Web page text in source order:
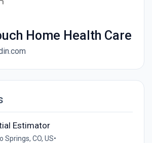
Home Health Care
Estimator
Springs, CO, US•